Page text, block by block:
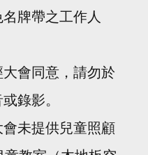
牌帶之工作人
會同意，請勿於
錄影。
未提供兒童照顧